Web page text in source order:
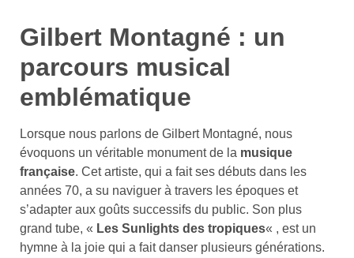
Gilbert Montagné : un
parcours musical
emblématique
Lorsque nous parlons de Gilbert Montagné, nous
évoquons un véritable monument de la musique
française. Cet artiste, qui a fait ses débuts dans les
années 70, a su naviguer à travers les époques et
s’adapter aux goûts successifs du public. Son plus
grand tube, « Les Sunlights des tropiques« , est un
hymne à la joie qui a fait danser plusieurs générations.